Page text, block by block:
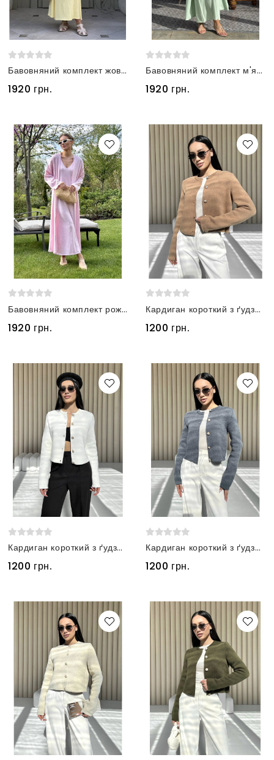
Бавовняний комплект жовтий сукня та кардиган
1920 грн.
Бавовняний комплект м'ятний сукня та кардиган
1920 грн.
Бавовняний комплект рожевий сукня та кардиган
1920 грн.
Кардиган короткий з ґудзиками кемел
1200 грн.
Кардиган короткий з ґудзиками молочний
1200 грн.
Кардиган короткий з ґудзиками сірий
1200 грн.